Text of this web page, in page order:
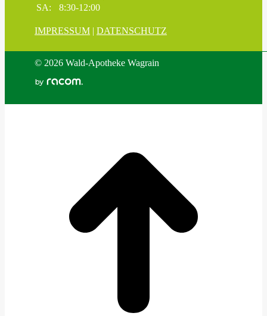
SA:
8:30-12:00
IMPRESSUM | DATENSCHUTZ
© 2026 Wald-Apotheke Wagrain